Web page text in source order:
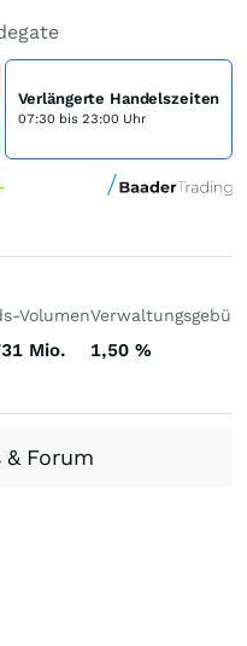
Verlängerte Handelszeiten
07:30 bis 23:00 Uhr
Volumen
Mio. 1,50 %
& Forum